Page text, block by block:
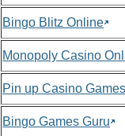
Bingo Blitz Online
Monopoly Casino
Pin up Casino
Bingo Games Guru